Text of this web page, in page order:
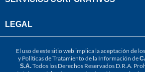
LEGAL
El uso de este sitio web implica la aceptación de los
y Políticas de Tratamiento de la Información de
S.A.Todos los Derechos Reservados D.R.A.